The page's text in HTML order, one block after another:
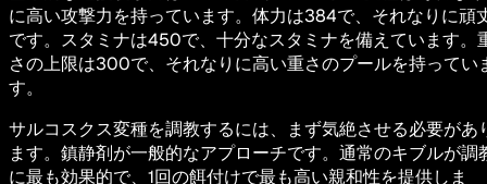
に高い攻撃力を持っています。体力は384で、それなりに頑
です。スタミナは450で、十分なスタミナを備えています。
さの上限は300で、それなりに高い重さのプールを持ってい
す。
サルコスクス変種を調教するには、まず気絶させる必要があ
ます。鎮静剤が一般的なアプローチです。通常のキブルが調
に最も効果的で、1回の餌付けで最も高い親和性を提供しま